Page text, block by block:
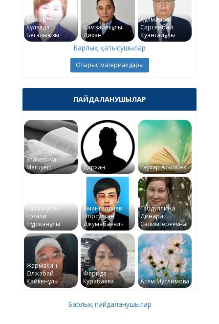
Бажықова
Күлзада
Бегалықызы
Қамзабекұлы
Дихан
Құлманов
Сәрсенбай
Қуантайұлы
Барлық қатысушылар
Отырыс материалдары
ПАЙДАЛАНУШЫЛАР
Shakenova
Meruyert
Дархан Гаухар Асылбек
Рахматулла
Ерғали
Нұржанұлы
Амангелдиев
Норсултан
Джумабаевич
Габдуллина
Динара
Салимгереевна
Жармакин
Олжабай
Қайкенұлы
Фарида
Курабаева
Асем Муслимова
Барлық пайдаланушылар